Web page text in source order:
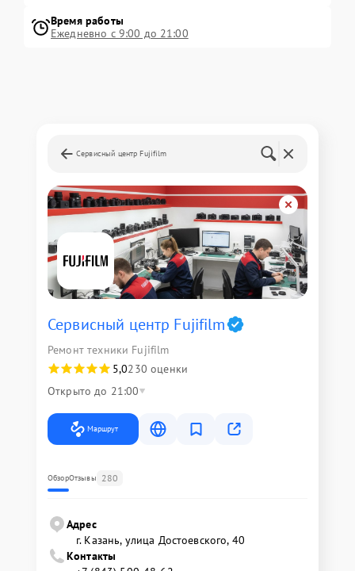
Время работы
Ежедневно с 9:00 до 21:00
Сервисный центр Fujifilm
Сервисный центр Fujifilm
Ремонт техники Fujifilm
5,0230 оценки
Открыто до 21:00
Маршрут
ОбзорОтзывы 280
Адрес
г. Казань, улица Достоевского, 40
Контакты